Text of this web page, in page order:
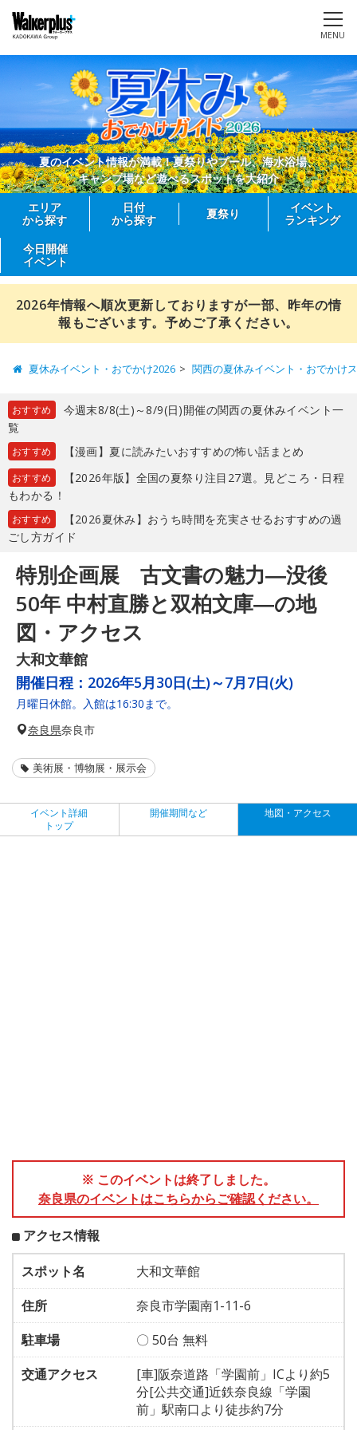
MENU
夏のイベント情報が満載！夏祭りやプール、海水浴場、
キャンプ場など遊べるスポットを大紹介
エリア
から探す
日付
から探す
夏祭り
イベント
ランキング
今日開催
イベント
2026年情報へ順次更新しておりますが一部、昨年の情
報もございます。予めご了承ください。
夏休みイベント・おでかけ2026 関西の夏休みイベント・おでかけ
おすすめ
今週末8/8(土)～8/9(日)開催の関西の夏休みイベント一
覧
おすすめ 【漫画】夏に読みたいおすすめの怖い話まとめ
おすすめ
【2026年版】全国の夏祭り注目27選。見どころ・日程
もわかる！
おすすめ
【2026夏休み】おうち時間を充実させるおすすめの過
ごし方ガイド
特別企画展 古文書の魅力―没後
50年 中村直勝と双柏文庫―の地
図・アクセス
大和文華館
開催日程： 2026年5月30日(土)～7月7日(火)
月曜日休館。入館は16:30まで。
奈良県奈良市
美術展・博物展・展示会
イベント詳細
トップ
開催期間など 地図・アクセス
※ このイベントは終了しました。
奈良県のイベントはこちらからご確認ください。
アクセス情報
スポット名
大和文華館
住所
奈良市学園南1-11-6
駐車場
〇 50台 無料
交通アクセス
[車]阪奈道路「学園前」ICより約5
分[公共交通]近鉄奈良線「学園
前」駅南口より徒歩約7分